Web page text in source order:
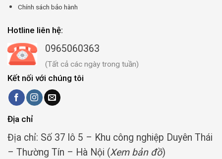
Chính sách bảo hành
Hotline liên hệ:
0965060363
(Tất cả các ngày trong tuần)
Kết nối với chúng tôi
Địa chỉ
Địa chỉ: Số 37 lô 5 – Khu công nghiệp Duyên Thái
– Thường Tín – Hà Nội (Xem bản đồ)